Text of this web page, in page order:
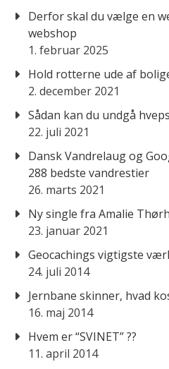
Derfor skal du vælge en
webshop
1. februar 2025
Hold rotterne ude af
2. december 2021
Sådan kan du undgå
22. juli 2021
Dansk Vandrelaug og
288 bedste vandrestier
26. marts 2021
Ny single fra Amalie
23. januar 2021
Geocachings vigtigste
24. juli 2014
Jernbane skinner, hvad
16. maj 2014
Hvem er “SVINET” ??
11. april 2014